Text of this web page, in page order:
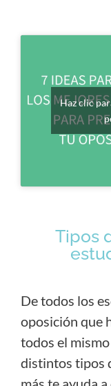
Haz clic
Tipos
De todos los
oposición que
todos el
distintos tipos